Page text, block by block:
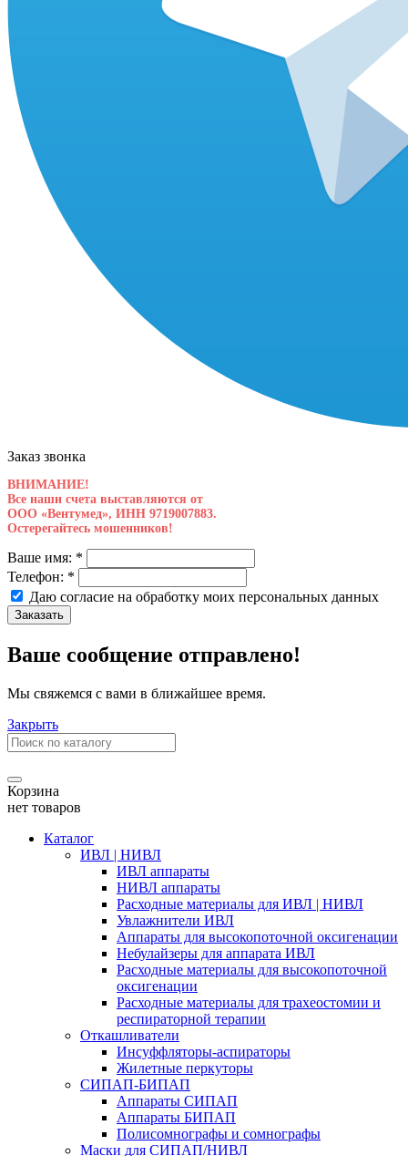
Заказ звонка
ВНИМАНИЕ!
Все наши счета выставляются от
ООО «Вентумед», ИНН 9719007883.
Остерегайтесь мошенников!
Ваше имя: *
Телефон: *
Даю согласие на обработку моих персональных данных
Заказать
Ваше сообщение отправлено!
Мы свяжемся с вами в ближайшее время.
Закрыть
Корзина
нет товаров
Каталог
ИВЛ | НИВЛ
ИВЛ аппараты
НИВЛ аппараты
Расходные материалы для ИВЛ | НИВЛ
Увлажнители ИВЛ
Аппараты для высокопоточной оксигенации
Небулайзеры для аппарата ИВЛ
Расходные материалы для высокопоточной
оксигенации
Расходные материалы для трахеостомии и
респираторной терапии
Откашливатели
Инсуффляторы-аспираторы
Жилетные перкуторы
CИПАП-БИПАП
Аппараты СИПАП
Аппараты БИПАП
Полисомнографы и сомнографы
Маски для СИПАП/НИВЛ